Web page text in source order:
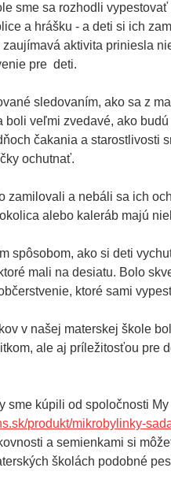
sme sa rozhodli
a hrášku - a deti si ich
zaujímavá aktivita priniesla
pre deti.
sledovaním, ako sa z
boli veľmi zvedavé, ako
čakania a starostlivosti
ochutnať.
zamilovali a nebáli sa ich
alebo kaleráb majú
spôsobom, ako si deti
mali na desiatu. Bolo
ktoré sami
v našej materskej škole
ale aj príležitosťou pre
sme kúpili od spoločnosti
produkt/mikrobylinky-
a semienkami si
školách podobné